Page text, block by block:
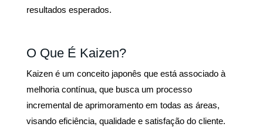
resultados esperados.
O Que É Kaizen?
Kaizen é um conceito japonês que está associado à
melhoria contínua, que busca um processo
incremental de aprimoramento em todas as áreas,
visando eficiência, qualidade e satisfação do cliente.